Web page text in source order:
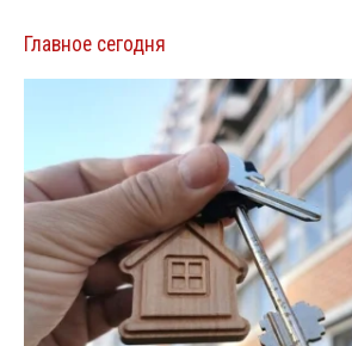
Главное сегодня